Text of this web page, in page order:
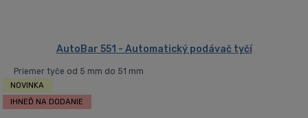
AutoBar 551 - Automatický podávač tyčí
Priemer tyče od 5 mm do 51 mm
NOVINKA
IHNEĎ NA DODANIE